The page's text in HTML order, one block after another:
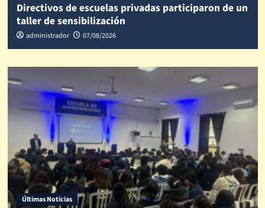
Directivos de escuelas privadas participaron de un
taller de sensibilización
administrador 07/08/2026
Últimas Noticias